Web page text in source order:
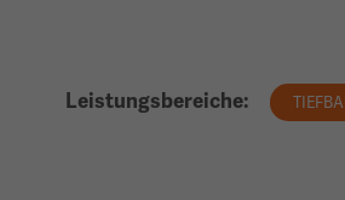
Leistungsbereiche: